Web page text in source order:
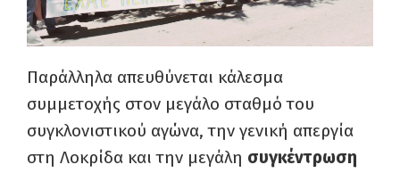
Παράλληλα απευθύνεται κάλεσμα
συμμετοχής στον μεγάλο σταθμό του
συγκλονιστικού αγώνα, την γενική απεργία
στη Λοκρίδα και την μεγάλη συγκέντρωση